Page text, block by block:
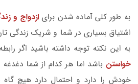
به طور کلی آماده شدن برای ازدواج و
اشتیاق بسیاری در شما و شریک زندگی
به این نکته توجه داشته باشید اگر
خواستن باشد اما هر کدام از شما
خودش را دارد و احتمال دارد هیچ